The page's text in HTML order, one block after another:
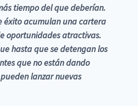
tiempo del que deberían.
éxito acumulan una cartera
oportunidades atractivas.
hasta que se detengan los
que no están dando
lanzar nuevas